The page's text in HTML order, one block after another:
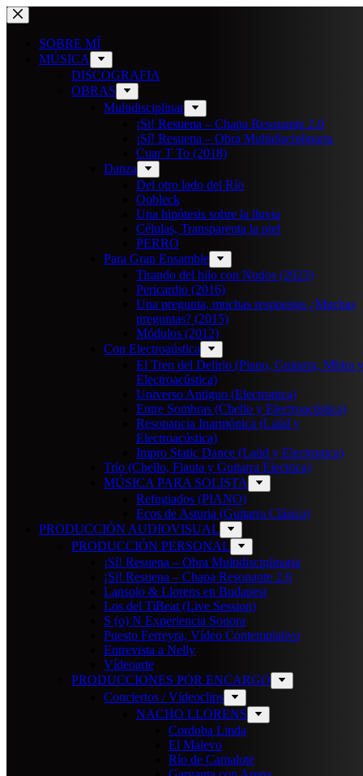
Saltar
al
contenidoSOBRE MÍ
MÚSICA
DISCOGRAFIA
OBRAS
Multidisciplinar
¡Si! Resuena – Chapa Resonante 2.0
¡Sí! Resuena – Obra Multidisciplinaria
Cuar T To (2018)
Danza
Del otro lado del Río
Oobleck
Una hipótesis sobre la lluvia
Células, Transparenta la piel
PERRO
Para Gran Ensamble
Tirando del hilo con Nudos (2023)
Pericardio (2016)
Una pregunta, muchas respuestas ¿Muchas
preguntas? (2015)
Módulos (2012)
Con Electroaústica
El Tren del Delirio (Piano, Guitarra, Mbira y
Electroacústica)
Universo Antiguo (Electronica)
Entre Sombras (Chello y Electroacústica)
Resonancia Inarmónica (Laúd y
Electroacústica)
Impro Static Dance (Laúd y Electronica)
Trío (Chello, Flauta y Guitarra Electrica)
MÚSICA PARA SOLISTA
Refugiados (PIANO)
Ecos de Asturia (Guitarra Clásica)
PRODUCCIÓN AUDIOVISUAL
PRODUCCIÓN PERSONAL
¡Sí! Resuena – Obra Multidisciplinaria
¡Sí! Resuena – Chapa Resonante 2.0
Lansolo & Llorens en Budapest
Los del TiBeat (Live Session)
S (o) N Experiencia Sonora
Puesto Ferreyra, Vídeo Contemplativo
Entrevista a Nelly
Vídeoarte
PRODUCCIONES POR ENCARGO
Conciertos / Vídeoclips
NACHO LLORENS
Cordoba Linda
El Malevo
Río de Camalote